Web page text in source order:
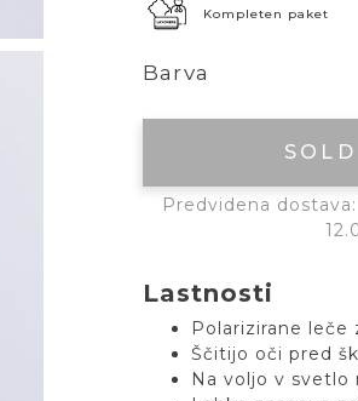
Kompleten paket
Barva
Predvidena
Lastnosti
Polarizirane leče
Ščitijo oči pred
Na voljo v svetlo